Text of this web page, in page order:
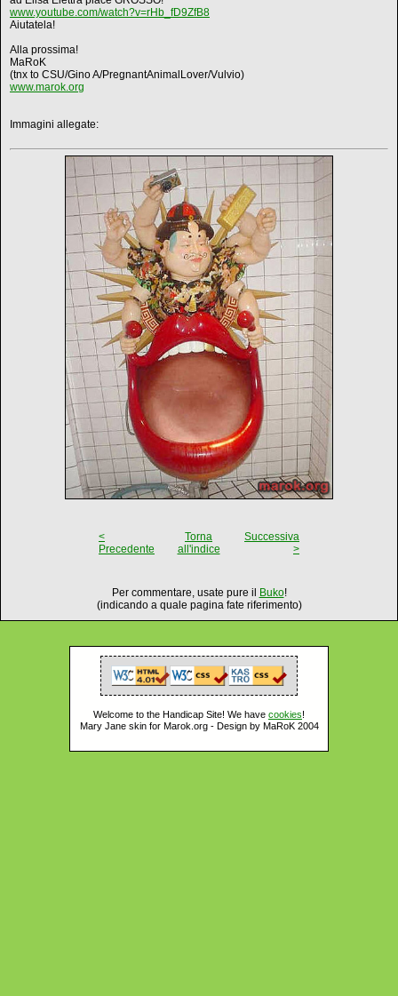
www.youtube.com/watch?v=rHb_fD9ZfB8
Aiutatela!
Alla prossima!
MaRoK
(tnx to CSU/Gino A/PregnantAnimalLover/Vulvio)
www.marok.org
Immagini allegate:
<
Precedente
Torna
all'indice
Successiva
>
Per commentare, usate pure il Buko!
(indicando a quale pagina fate riferimento)
Welcome to the Handicap Site! We have cookies!
Mary Jane skin for Marok.org - Design by MaRoK 2004